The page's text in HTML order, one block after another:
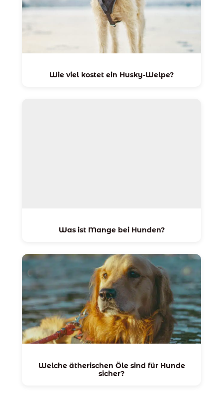
Wie viel kostet ein Husky-Welpe?
Was ist Mange bei Hunden?
Welche ätherischen Öle sind für Hunde
sicher?